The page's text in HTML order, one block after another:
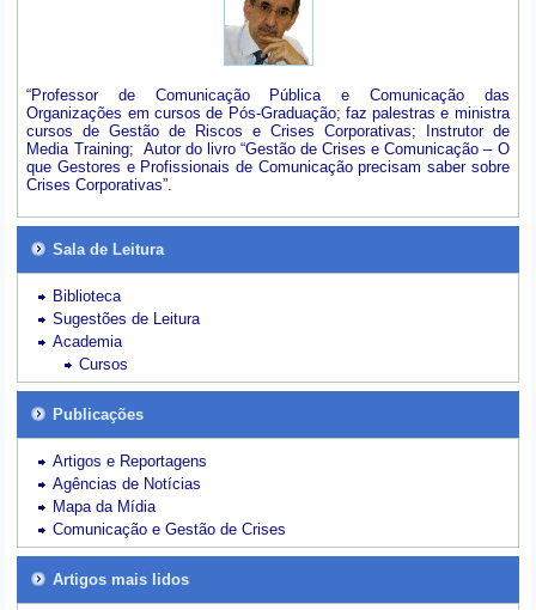
“Professor de Comunicação Pública e Comunicação das
Organizações em cursos de Pós-Graduação; faz palestras e ministra
cursos de Gestão de Riscos e Crises Corporativas; Instrutor de
Media Training; Autor do livro “Gestão de Crises e Comunicação – O
que Gestores e Profissionais de Comunicação precisam saber sobre
Crises Corporativas”.
Sala de Leitura
Biblioteca
Sugestões de Leitura
Academia
Cursos
Publicações
Artigos e Reportagens
Agências de Notícias
Mapa da Mídia
Comunicação e Gestão de Crises
Artigos mais lidos